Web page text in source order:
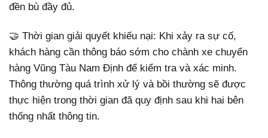
đền bù đầy đủ.
🤝 Thời gian giải quyết khiếu nại: Khi xảy ra sự cố,
khách hàng cần thông báo sớm cho chành xe chuyển
hàng Vũng Tàu Nam Định để kiểm tra và xác minh.
Thông thường quá trình xử lý và bồi thường sẽ được
thực hiện trong thời gian đã quy định sau khi hai bên
thống nhất thông tin.